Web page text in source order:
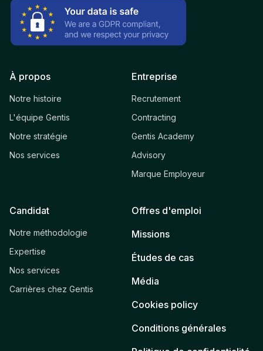
À propos
Notre histoire
L'équipe Gentis
Notre stratégie
Nos services
Entreprise
Recrutement
Contracting
Gentis Academy
Advisory
Marque Employeur
Candidat
Notre méthodologie
Expertise
Nos services
Carrières chez Gentis
Offres d'emploi
Missions
Études de cas
Média
Cookies policy
Conditions générales